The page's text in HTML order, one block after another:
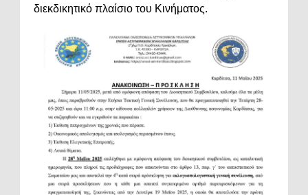
διεκδικητικό πλαίσιο του Κινήματος.